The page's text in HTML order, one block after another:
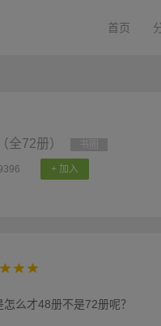
首页
全72册）
+ 加入
么才48册不是72册呢？